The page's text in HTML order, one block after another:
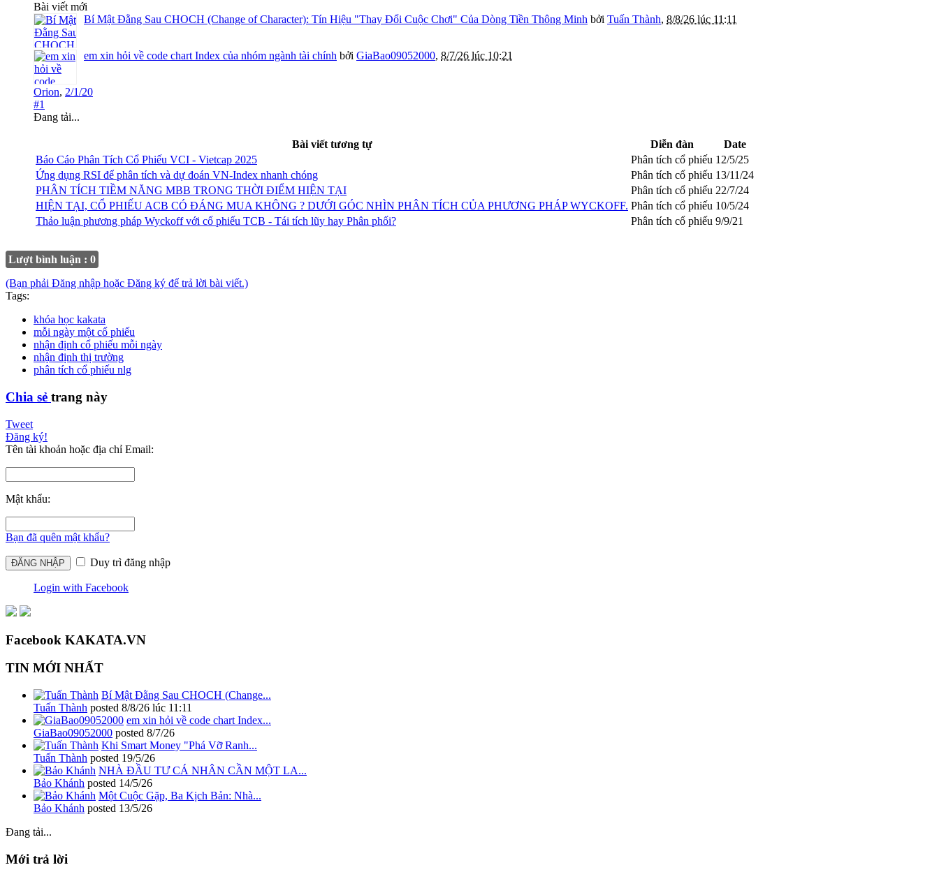
Bài viết mới
Bí Mật Đằng Sau CHOCH (Change of Character): Tín Hiệu "Thay Đổi Cuộc Chơi" Của Dòng Tiền Thông Minh bởi Tuấn Thành, 8/8/26 lúc 11:11
em xin hỏi về code chart Index của nhóm ngành tài chính bởi GiaBao09052000, 8/7/26 lúc 10:21
Orion, 2/1/20
#1
Đang tải...
Bài viết tương tự Diễn đàn
Date
Báo Cáo Phân Tích Cổ Phiếu VCI - Vietcap 2025
Phân tích cổ phiếu 12/5/25
Ứng dụng RSI để phân tích và dự đoán VN-Index nhanh chóng
Phân tích cổ phiếu 13/11/24
PHÂN TÍCH TIỀM NĂNG MBB TRONG THỜI ĐIỂM HIỆN TẠI
Phân tích cổ phiếu 22/7/24
HIỆN TẠI, CỔ PHIẾU ACB CÓ ĐÁNG MUA KHÔNG ? DƯỚI GÓC NHÌN PHÂN TÍCH CỦA PHƯƠNG PHÁP WYCKOFF. Phân tích cổ phiếu 10/5/24
Thảo luận phương pháp Wyckoff với cổ phiếu TCB - Tái tích lũy hay Phân phối?
Phân tích cổ phiếu 9/9/21
Lượt bình luận : 0
(Bạn phải Đăng nhập hoặc Đăng ký để trả lời bài viết.)
Tags:
khóa học kakata
mỗi ngày một cổ phiếu
nhận định cổ phiếu mỗi ngày
nhận định thị trường
phân tích cổ phiếu nlg
Chia sẻ trang này
Tweet
Đăng ký!
Tên tài khoản hoặc địa chỉ Email:
Mật khẩu:
Bạn đã quên mật khẩu?
Duy trì đăng nhập
Login with Facebook
Facebook KAKATA.VN
TIN MỚI NHẤT
Bí Mật Đằng Sau CHOCH (Change...
Tuấn Thành posted 8/8/26 lúc 11:11
em xin hỏi về code chart Index...
GiaBao09052000 posted 8/7/26
Khi Smart Money "Phá Vỡ Ranh...
Tuấn Thành posted 19/5/26
NHÀ ĐẦU TƯ CÁ NHÂN CẦN MỘT LA...
Bảo Khánh posted 14/5/26
Một Cuộc Gặp, Ba Kịch Bản: Nhà...
Bảo Khánh posted 13/5/26
Đang tải...
Mới trả lời